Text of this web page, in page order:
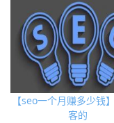
【seo一个月赚多少钱
客的